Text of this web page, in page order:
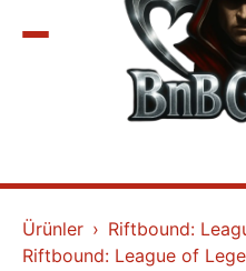
Ürünler
Riftbound:
Riftbound: League of